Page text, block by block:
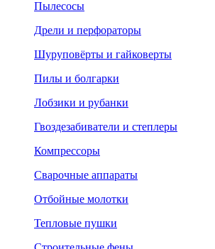
Пылесосы
Дрели и перфораторы
Шуруповёрты и гайковерты
Пилы и болгарки
Лобзики и рубанки
Гвоздезабиватели и степлеры
Компрессоры
Сварочные аппараты
Отбойные молотки
Тепловые пушки